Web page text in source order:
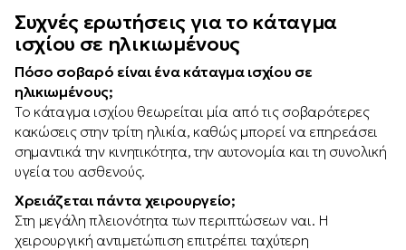
Συχνές ερωτήσεις για το κάταγμα
ισχίου σε ηλικιωμένους
Πόσο σοβαρό είναι ένα κάταγμα ισχίου σε
ηλικιωμένους;
Το κάταγμα ισχίου θεωρείται μία από τις σοβαρότερες
κακώσεις στην τρίτη ηλικία, καθώς μπορεί να επηρεάσει
σημαντικά την κινητικότητα, την αυτονομία και τη συνολική
υγεία του ασθενούς.
Χρειάζεται πάντα χειρουργείο;
Στη μεγάλη πλειονότητα των περιπτώσεων ναι. Η
χειρουργική αντιμετώπιση επιτρέπει ταχύτερη